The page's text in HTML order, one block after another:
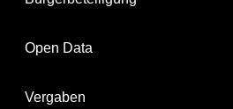
Open Data
Vergaben